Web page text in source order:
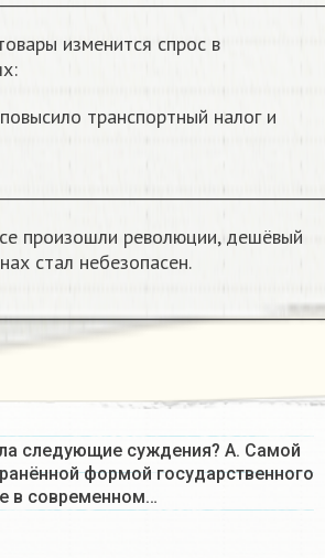
изменится спрос в
транспортный налог и
произошли революции, дешёвый
стал небезопасен.
следующие суждения? А. Самой
формой государственного
в современном…